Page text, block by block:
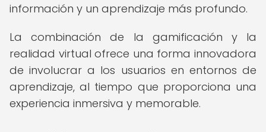
información y un aprendizaje más profundo.
La combinación de la gamificación y la
realidad virtual ofrece una forma innovadora
de involucrar a los usuarios en entornos de
aprendizaje, al tiempo que proporciona una
experiencia inmersiva y memorable.